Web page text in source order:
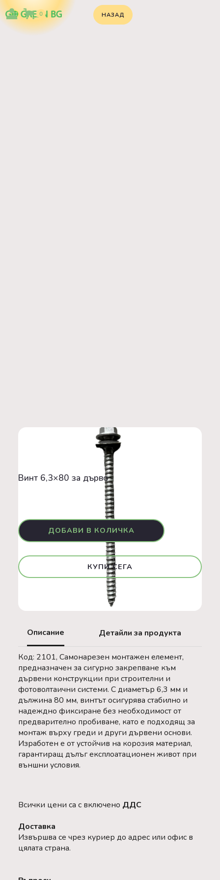
НАЗАД
0
Винт 6,3×80 за дърво
Винт 6,3×80 за дърво
КУПИ СЕГА
Описание Детайли за продукта
Код: 2101, Самонарезен монтажен елемент,
предназначен за сигурно закрепване към
дървени конструкции при строителни и
фотоволтаични системи. С диаметър 6,3 мм и
дължина 80 мм, винтът осигурява стабилно и
надеждно фиксиране без необходимост от
предварително пробиване, като е подходящ за
монтаж върху греди и други дървени основи.
Изработен е от устойчив на корозия материал,
гарантиращ дълъг експлоатационен живот при
външни условия.
Всички цени са с включено ДДС
Доставка
Извършва се чрез куриер до адрес или офис в
цялата страна.